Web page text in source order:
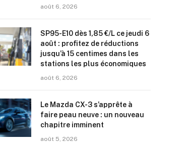
août 6, 2026
SP95-E10 dès 1,85 €/L ce jeudi 6
août : profitez de réductions
jusqu’à 15 centimes dans les
stations les plus économiques
août 6, 2026
Le Mazda CX-3 s’apprête à
faire peau neuve : un nouveau
chapitre imminent
août 5, 2026